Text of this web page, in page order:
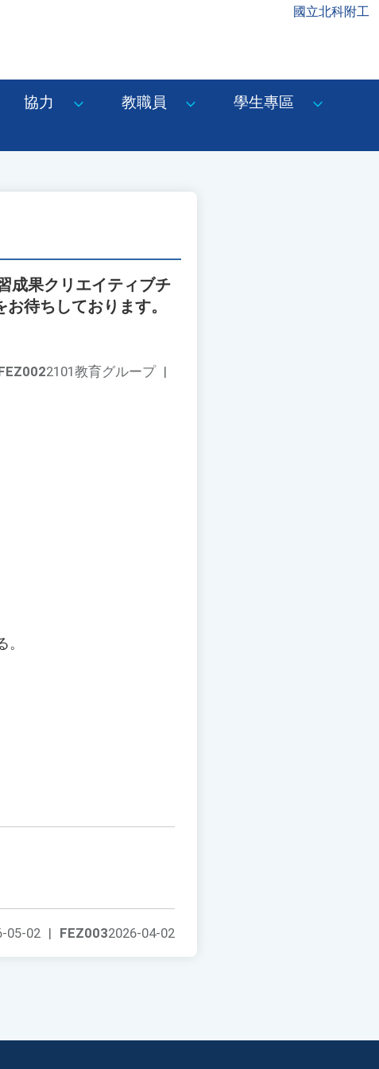
國立北科附工
協力 教職員
學生專區
成果クリエイティブチ
待ちしております。
2101教育グループ |
FEZ0032026-04-02
05-02 |